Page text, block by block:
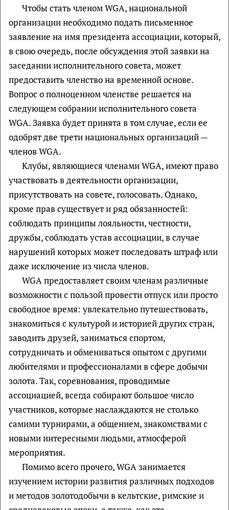
Чтобы стать членом WGA, национальной
организации необходимо подать письменное
заявление на имя президента ассоциации, который,
в свою очередь, после обсуждения этой заявки на
заседании исполнительного совета, может
предоставить членство на временной основе.
Вопрос о полноценном членстве решается на
следующем собрании исполнительного совета
WGA. Заявка будет принята в том случае, если ее
одобрят две трети национальных организаций —
членов WGA.
Клубы, являющиеся членами WGA, имеют право
участвовать в деятельности организации,
присутствовать на совете, голосовать. Однако,
кроме прав существует и ряд обязанностей:
соблюдать принципы лояльности, честности,
дружбы, соблюдать устав ассоциации, в случае
нарушений которых может последовать штраф или
даже исключение из числа членов.
WGA предоставляет своим членам различные
возможности с пользой провести отпуск или просто
свободное время: увлекательно путешествовать,
знакомиться с культурой и историей других стран,
заводить друзей, заниматься спортом,
сотрудничать и обмениваться опытом с другими
любителями и профессионалами в сфере добычи
золота. Так, соревнования, проводимые
ассоциацией, всегда собирают большое число
участников, которые наслаждаются не столько
самими турнирами, а общением, знакомствами с
новыми интересными людьми, атмосферой
мероприятия.
Помимо всего прочего, WGA занимается
изучением истории развития различных подходов
и методов золотодобычи в кельтские, римские и